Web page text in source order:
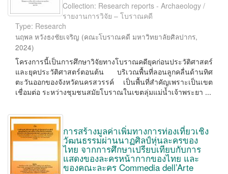
Collection: Research reports - Archaeology /
รายงานการวิจัย – โบราณคดี
Type: Research
นฤพล หวังธงชัยเจริญ (คณะโบราณคดี มหาวิทยาลัยศิลปากร,
2024)
โครงการนี้เป็นการศึกษาวิจัยทางโบราณคดียุคก่อนประวัติศาสตร์
และยุคประวัติศาสตร์ตอนต้น บริเวณพื้นที่ลอนลูกคลื่นด้านทิศ
ตะวันออกของจังหวัดนครสวรรค์ เป็นพื้นที่สำคัญเพราะเป็นเขต
เชื่อมต่อ ระหว่างชุมชนสมัยโบราณในเขตลุ่มแม่น้ำเจ้าพระยา ...
การสร้างมูลค่าเพิ่มทางการท่องเที่ยวเชิง
วัฒนธรรมผ่านนาฏศิลป์หุ่นละครของ
ไทย จากการศึกษาเปรียบเทียบกับการ
แสดงของละครหน้ากากของไทย และ
ของคณะละคร Commedia dell’Arte